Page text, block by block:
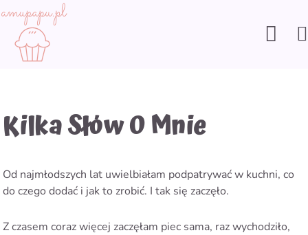
content
Kilka Słów O Mnie
Od najmłodszych lat uwielbiałam podpatrywać w kuchni, co
do czego dodać i jak to zrobić. I tak się zaczęło.
Z czasem coraz więcej zaczęłam piec sama, raz wychodziło,